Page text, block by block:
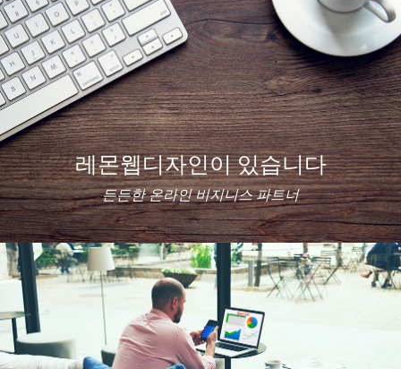
레몬웹디자인이 있습니다
든든한 온라인 비지니스 파트너